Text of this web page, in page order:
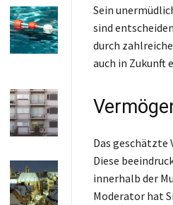
Sein
sind
durch
auch in Zukunft
Das geschätzte
Diese
innerhalb der
Moderator hat